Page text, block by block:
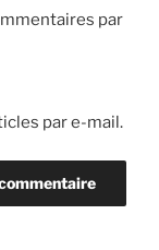
par
par e-mail.